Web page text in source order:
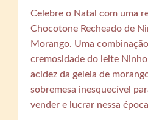
Celebre o Natal com uma
Chocotone Recheado de
Morango. Uma
cremosidade do leite
acidez da geleia de
sobremesa inesquecível
vender e lucrar nessa